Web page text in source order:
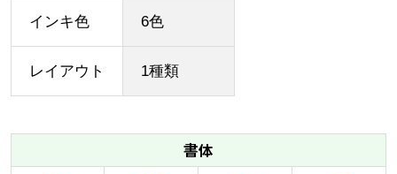
インキ色 6色
レイアウト 1種類
書体